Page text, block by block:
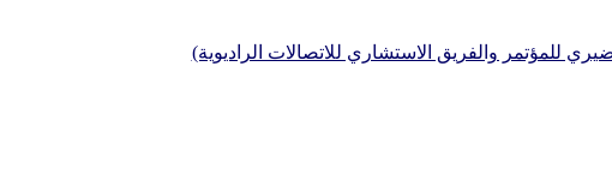
للمؤتمر والفريق الاستشاري للاتصالات الراديوية)